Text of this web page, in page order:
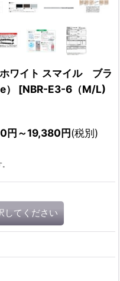
ワイト スマイル ブラ
[NBR-E3-6（M/L)
円～19,380円(税別)
してください